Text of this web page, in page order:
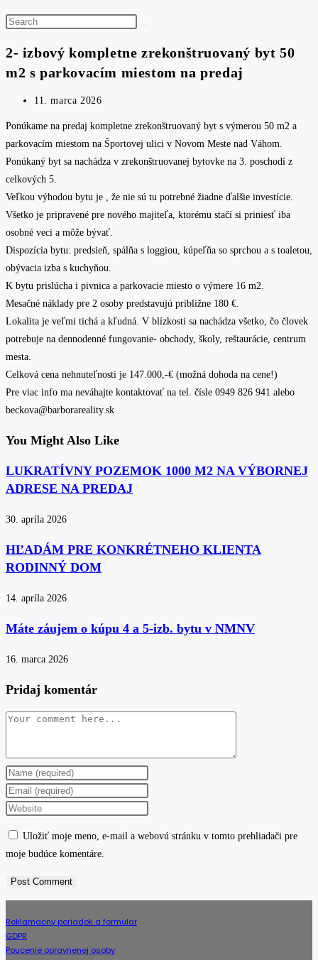
Search
website
2- izbový kompletne zrekonštruovaný byt 50
m2 s parkovacím miestom na predaj
Post
11. marca 2026
Ponúkame na predaj kompletne zrekonštruovaný byt s výmerou 50 m2 a
parkovacím miestom na Športovej ulici v Novom Meste nad Váhom.
Ponúkaný byt sa nachádza v zrekonštruovanej bytovke na 3. poschodí z
celkových 5.
Veľkou výhodou bytu je , že nie sú tu potrebné žiadne ďalšie investície.
Všetko je pripravené pre nového majiteľa, ktorému stačí si priniesť iba
osobné veci a môže bývať.
Dispozícia bytu: predsieň, spálňa s loggiou, kúpeľňa so sprchou a s toaletou,
obývacia izba s kuchyňou.
K bytu prislúcha i pivnica a parkovacie miesto o výmere 16 m2.
Mesačné náklady pre 2 osoby predstavujú približne 180 €.
Lokalita je veľmi tichá a kľudná. V blízkosti sa nachádza všetko, čo človek
potrebuje na dennodenné fungovanie- obchody, školy, reštaurácie, centrum
mesta.
Celková cena nehnuteľnosti je 147.000,-€ (možná dohoda na cene!)
Pre viac info ma neváhajte kontaktovať na tel. čísle 0949 826 941 alebo
beckova@barborareality.sk
You Might Also Like
LUKRATÍVNY POZEMOK 1000 M2 NA VÝBORNEJ
ADRESE NA PREDAJ
30. apríla 2026
HĽADÁM PRE KONKRÉTNEHO KLIENTA
RODINNÝ DOM
14. apríla 2026
Máte záujem o kúpu 4 a 5-izb. bytu v NMNV
16. marca 2026
Pridaj komentár
Comment
Enter
your
name
comment
Enter
your
comment
Enter
URL
(optional)
Uložiť moje meno, e-mail a webovú stránku v tomto prehliadači pre
moje budúce komentáre.
Reklamacny poriadok a formular
GDPR
Poucenie opravnenej osoby